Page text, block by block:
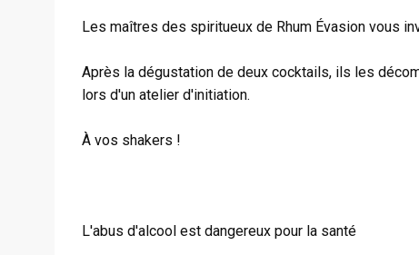
Les maîtres des spiritueux de Rhum Évasion vous
Après la dégustation de deux cocktails, ils les
lors d'un atelier d'initiation.
À vos shakers !
L'abus d'alcool est dangereux pour la santé